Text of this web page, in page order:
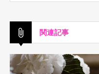
関連記事